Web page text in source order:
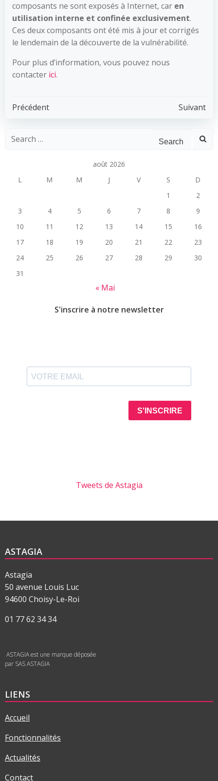
composants ne sont exposés à Internet, car en
utilisation interne et confinée exclusivement.
Ces deux composants ont été mis à jour et corrigés
le lendemain de la découverte de la vulnérabilité.
Pour plus d’information, vous pouvez nous
contacter ici.
Post
navigation
Précédent
navigation
Suivant
Search
août 2026
L
M M J V S
D
1
2
3
4 5 6 7 8
9
10
11 12 13 14 15
16
17
18 19 20 21 22
23
24
25 26 27 28 29
30
31
« Mai
S'inscrire à notre newsletter
Tweets de Astagia
ASTAGIA
Astagia
50 avenue Louis Luc
94600 Choisy-Le-Roi
01 77 62 34 34
ASTAGIA est une marque déposée
par SAS ASTAGIA
LIENS
Accueil
Fonctionnalités
Actualités
Contact